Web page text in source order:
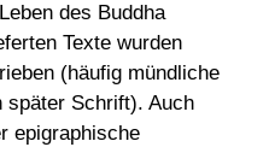
des Buddha
Texte wurden
(häufig mündliche
später Schrift). Auch
epigraphische